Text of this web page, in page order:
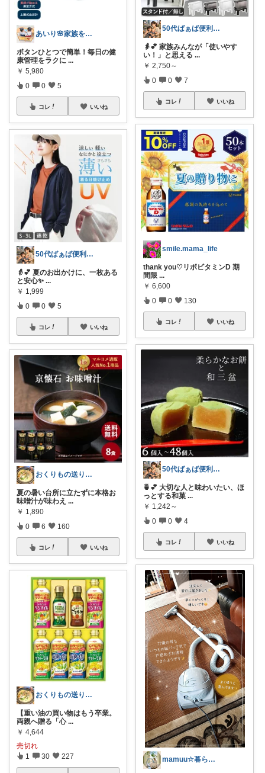
あいり🌸家族を守るワーママ
ボタンひとつで簡単！毎日の健
康管理をラクに ...
￥ 5,980
0 0 5
コレ いいね
50代ばぁば便利ROOM
👵💕 夏のお出かけに、一枚ある
と安心✨ ...
￥ 1,999
0 0 5
コレ いいね
おくりもの送りたい
夏の暑い台所に立たずに本格お
味噌汁が味わえ ...
￥ 1,890
0 6 160
コレ いいね
おくりもの送りたい
【重い油の買い物はもう卒業。
両親へ贈る「心 ...
￥ 4,644
売切れ
1 30 227
50代ばぁば便利ROOM
👵💕 家族みんなが「使いやす
い！」と思える ...
￥ 2,750～
0 0 7
コレ いいね
smile.mama_life
thank you♡リボビタミンD 期
間限 ...
￥ 6,600
0 0 130
コレ いいね
50代ばぁば便利ROOM
🍵💕 大切な人と味わいたい、ほ
っとする和菓 ...
￥ 1,242～
0 0 4
コレ いいね
mamuu☆暮らしにときめくものを✨️